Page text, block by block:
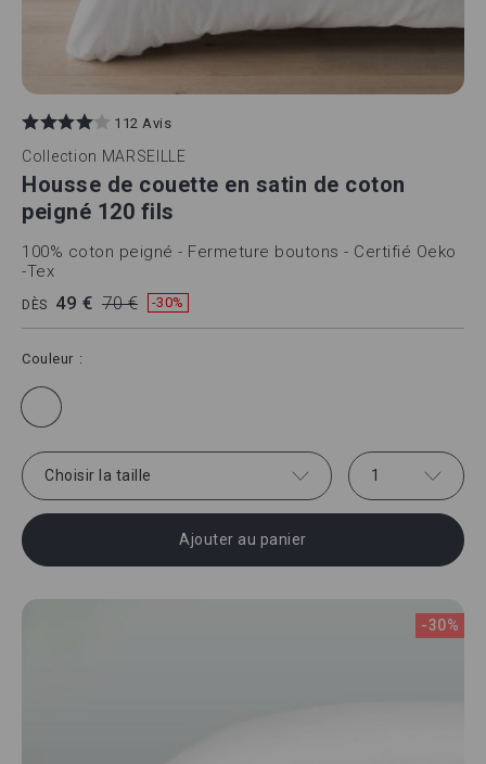
112 Avis
Collection MARSEILLE
Housse de couette en satin de coton
peigné 120 fils
100% coton peigné - Fermeture boutons - Certifié Oeko
-Tex
DÈS 49 € 70 € -30%
Couleur
Choisir la taille 1
Ajouter au panier
-30%